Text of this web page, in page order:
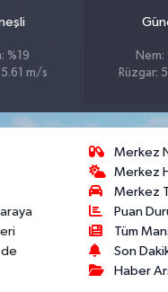
%19
5.61 m/s
Nem:
Rüzgar:
Merkez
Merkez
Merkez
Puan
Tüm
Son
Haber